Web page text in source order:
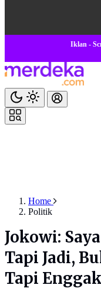
Iklan -
Home
Politik
Jokowi:
Tapi Jadi,
Tapi